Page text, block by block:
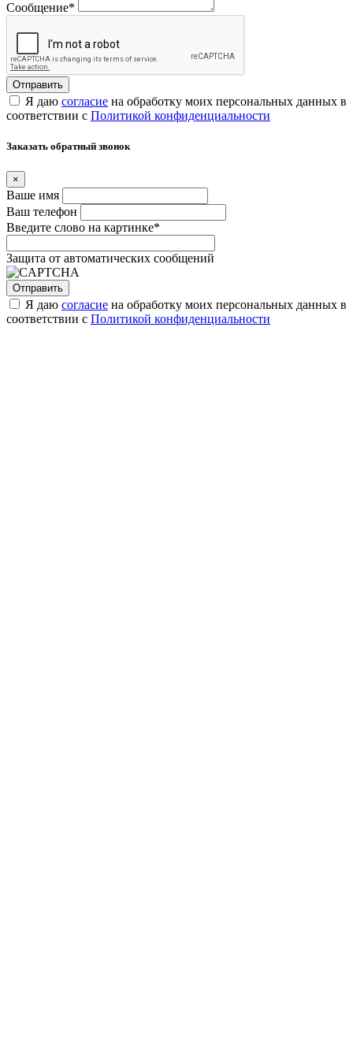
Сообщение*
Я даю согласие на обработку моих персональных данных в
соответствии с Политикой конфиденциальности
Заказать обратный звонок
×
Ваше имя
Ваш телефон
Введите слово на картинке*
Защита от автоматических сообщений
Я даю согласие на обработку моих персональных данных в
соответствии с Политикой конфиденциальности